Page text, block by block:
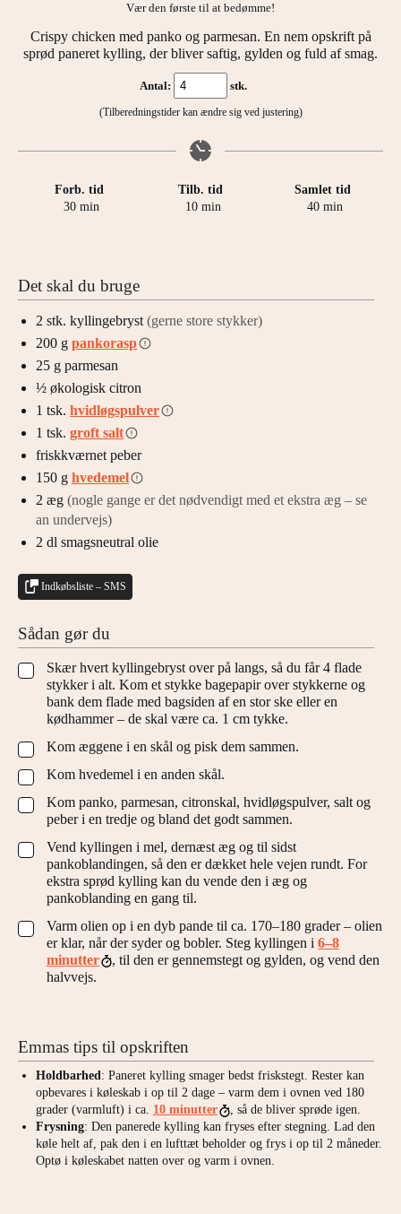
Vær den første til at bedømme!
Crispy chicken med panko og parmesan. En nem opskrift på
sprød paneret kylling, der bliver saftig, gylden og fuld af smag.
Antal: stk.
(Tilberedningstider kan ændre sig ved justering)
Forb. tid
30minutter
min
Tilb. tid
10minutter
min
Samlet tid
40minutter
min
Det skal du bruge
2 stk. kyllingebryst (gerne store stykker)
200 g pankorasp
25 g parmesan
½ økologisk citron
1 tsk. hvidløgspulver
1 tsk. groft salt
friskkværnet peber
150 g hvedemel
2 æg (nogle gange er det nødvendigt med et ekstra æg – se
an undervejs)
2 dl smagsneutral olie
Indkøbsliste – SMS
Sådan gør du
▢
Skær hvert kyllingebryst over på langs, så du får 4 flade
stykker i alt. Kom et stykke bagepapir over stykkerne og
bank dem flade med bagsiden af en stor ske eller en
kødhammer – de skal være ca. 1 cm tykke.
▢
Kom æggene i en skål og pisk dem sammen.
▢
Kom hvedemel i en anden skål.
▢
Kom panko, parmesan, citronskal, hvidløgspulver, salt og
peber i en tredje og bland det godt sammen.
▢
Vend kyllingen i mel, dernæst æg og til sidst
pankoblandingen, så den er dækket hele vejen rundt. For
ekstra sprød kylling kan du vende den i æg og
pankoblanding en gang til.
▢
Varm olien op i en dyb pande til ca. 170–180 grader – olien
er klar, når der syder og bobler. Steg kyllingen i 6–8
minutter
, til den er gennemstegt og gylden, og vend den
halvvejs.
Emmas tips til opskriften
Holdbarhed : Paneret kylling smager bedst friskstegt. Rester kan
opbevares i køleskab i op til 2 dage – varm dem i ovnen ved 180
grader (varmluft) i ca. 10 minutter
, så de bliver sprøde igen.
Frysning: Den panerede kylling kan fryses efter stegning. Lad den
køle helt af, pak den i en lufttæt beholder og frys i op til 2 måneder.
Optø i køleskabet natten over og varm i ovnen.